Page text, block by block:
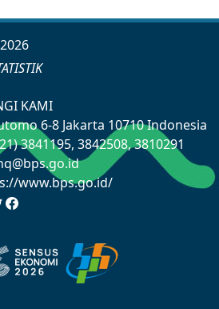
KAMI
6-8 Jakarta 10710 Indonesia
3841195, 3842508, 3810291
www.bps.go.id/